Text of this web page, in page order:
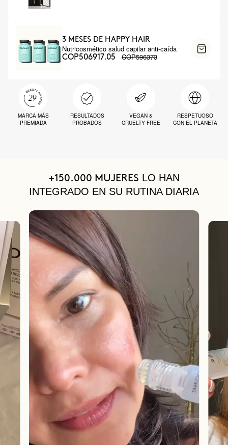
3 MESES DE HAPPY HAIR
Nutricosmético salud capilar anti-caída
COP506917.05 COP596373
MARCA MÁS
PREMIADA
RESULTADOS
PROBADOS
VEGAN &
CRUELTY FREE
RESPETUOSO
CON EL PLANETA
+150.000 MUJERES LO HAN
INTEGRADO EN SU RUTINA DIARIA